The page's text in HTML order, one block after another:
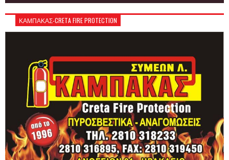
ΚΑΜΠΑΚΑΣ-CRETA FIRE PROTECTION